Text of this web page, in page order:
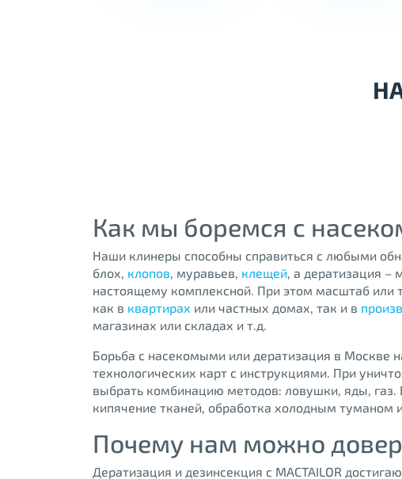
Как мы боремся с
Наши клинеры способны справиться с любыми
блох, клопов, муравьев, клещей, а дератизация –
настоящему комплексной. При этом масштаб или
как в квартирах или частных домах, так и в
магазинах или складах и т.д.
Борьба с насекомыми или дератизация в Москве
технологических карт с инструкциями. При
выбрать комбинацию методов: ловушки, яды, газ.
кипячение тканей, обработка холодным
Почему нам можно
Дератизация и дезинсекция с MACTAILOR